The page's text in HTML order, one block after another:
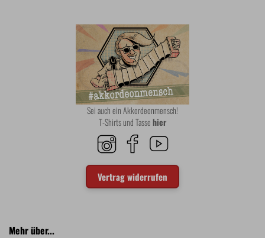
Sei auch ein Akkordeonmensch!
T-Shirts und Tassehier
Vertrag widerrufen
Mehr über...